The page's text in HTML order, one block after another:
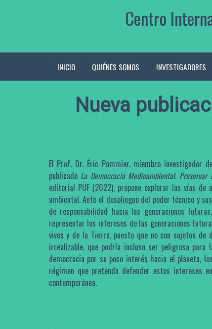
Centro
INICIO QUIÉNES SOMOS INVESTIGADORES
Nueva
El Prof. Dr. Éric Pommier, miembro investigador
publicado La Democracia Medioambiental.
editorial PUF (2022), propone explorar las vías
ambiental. Ante el despliegue del poder técnico y
de responsabilidad hacia las generaciones
representar los intereses de las generaciones
vivos y de la Tierra, puesto que no son sujetos de
irrealizable, que podría incluso ser peligrosa
democracia por su poco interés hacia el planeta,
régimen que pretenda defender estos intereses
contemporánea.